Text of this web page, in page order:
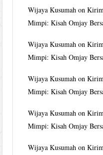
Wijaya Kusumah on
Mimpi: Kisah Omjay
Wijaya Kusumah on
Mimpi: Kisah Omjay
Wijaya Kusumah on
Mimpi: Kisah Omjay
Wijaya Kusumah on
Mimpi: Kisah Omjay
Wijaya Kusumah on